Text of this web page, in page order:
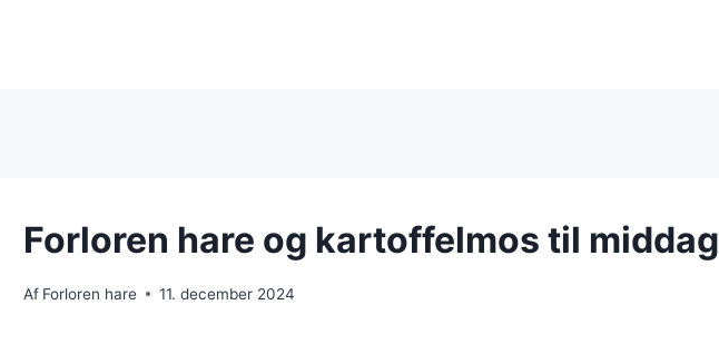
Forloren hare og kartoffelmos til middag
Af Forloren hare 11. december 2024